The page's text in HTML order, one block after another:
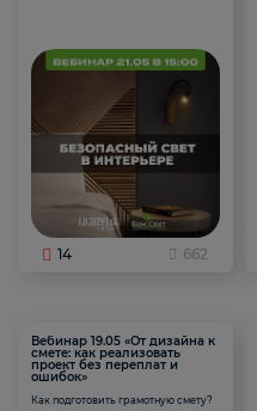
14 662
Вебинар 19.05 «От дизайна к
смете: как реализовать
проект без переплат и
ошибок»
Как подготовить грамотную смету?